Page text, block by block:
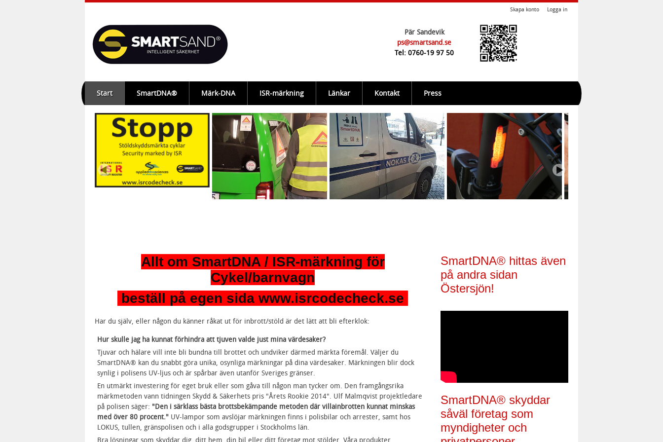
Skapa konto Logga in
Pär Sandevik
ps@smartsand.se
Tel: 0760-19 97 50
Start SmartDNA® Märk-DNA ISR-märkning Länkar Kontakt Press
Allt om SmartDNA / ISR-märkning för
Cykel/barnvagn
beställ på egen sida www.isrcodecheck.se
Har du själv, eller någon du känner råkat ut för inbrott/stöld är det lätt att bli efterklok:
Hur skulle jag ha kunnat förhindra att tjuven valde just mina värdesaker?
Tjuvar och hälare vill inte bli bundna till brottet och undviker därmed märkta föremål. Väljer du
SmartDNA® kan du snabbt göra unika, osynliga märkningar på dina värdesaker. Märkningen blir dock
synlig i polisens UV-ljus och är spårbar även utanför Sveriges gränser.
En utmärkt investering för eget bruk eller som gåva till någon man tycker om. Den framgångsrika
märkmetoden vann tidningen Skydd & Säkerhets pris "Årets Rookie 2014". Ulf Malmqvist projektledare
på polisen säger: "Den i särklass bästa brottsbekämpande metoden där villainbrotten kunnat minskas
med över 80 procent." UV-lampor som avslöjar märkningen finns i polisbilar och arrester, samt hos
LOKUS, tullen, gränspolisen och i alla godsgrupper i Stockholms län.
Bra lösningar som skyddar dig, ditt hem, din bil eller ditt företag mot stölder. Våra produkter
SmartDNA® hittas även
på andra sidan
Östersjön!
SmartDNA® skyddar
såväl företag som
myndigheter och